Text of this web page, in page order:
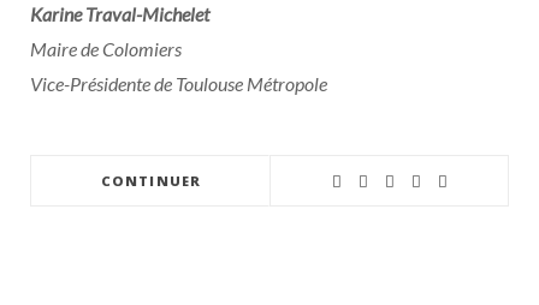
Karine Traval-Michelet
Maire de Colomiers
Vice-Présidente de Toulouse Métropole
CONTINUER